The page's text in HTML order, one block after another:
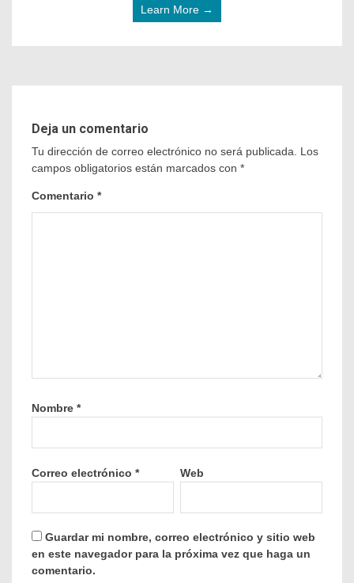
Learn More →
Deja un comentario
Tu dirección de correo electrónico no será publicada. Los
campos obligatorios están marcados con *
Comentario *
Nombre *
Correo electrónico * Web
Guardar mi nombre, correo electrónico y sitio web
en este navegador para la próxima vez que haga un
comentario.